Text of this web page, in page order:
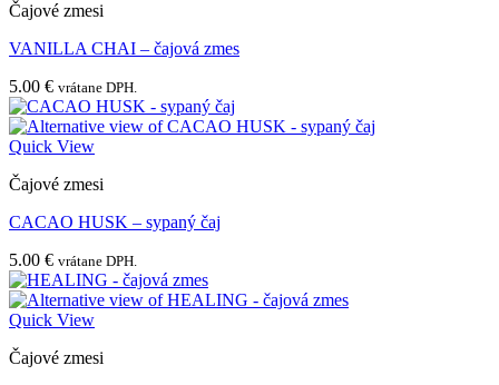
Čajové zmesi
VANILLA CHAI – čajová zmes
5.00 € vrátane DPH.
Quick View
Čajové zmesi
CACAO HUSK – sypaný čaj
5.00 € vrátane DPH.
Quick View
Čajové zmesi